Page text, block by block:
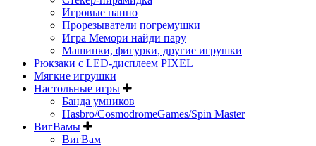
Игровые панно
Прорезыватели погремушки
Игра Мемори найди пару
Машинки, фигурки, другие игрушки
Рюкзаки с LED-дисплеем PIXEL
Мягкие игрушки
Настольные игры
Банда умников
Hasbro/CosmodromeGames/Spin Master
ВигВамы
ВигВам